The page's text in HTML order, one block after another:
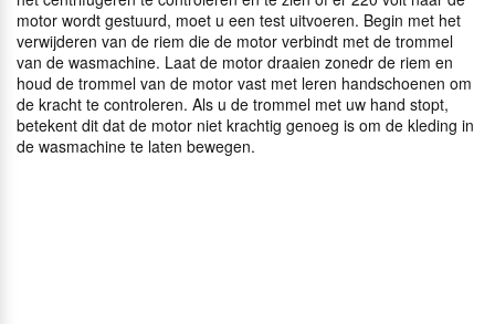
motor wordt gestuurd, moet u een test uitvoeren. Begin met het
verwijderen van de riem die de motor verbindt met de trommel
van de wasmachine. Laat de motor draaien zonedr de riem en
houd de trommel van de motor vast met leren handschoenen om
de kracht te controleren. Als u de trommel met uw hand stopt,
betekent dit dat de motor niet krachtig genoeg is om de kleding in
de wasmachine te laten bewegen.